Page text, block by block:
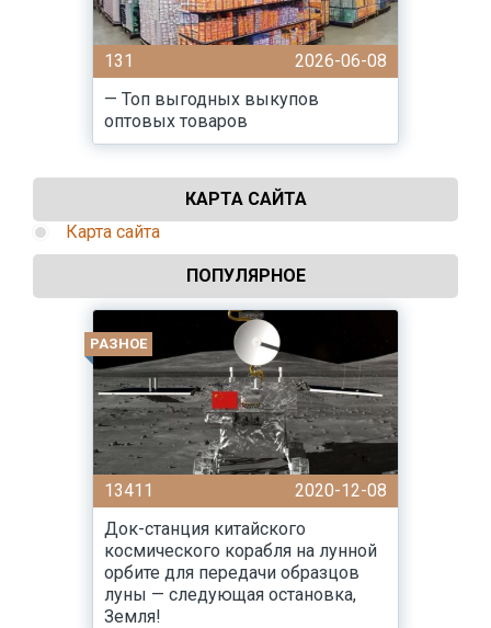
131
2026-06-08
— Топ выгодных выкупов
оптовых товаров
КАРТА САЙТА
Карта сайта
ПОПУЛЯРНОЕ
РАЗНОЕ
13411
2020-12-08
Док-станция китайского
космического корабля на лунной
орбите для передачи образцов
луны — следующая остановка,
Земля!